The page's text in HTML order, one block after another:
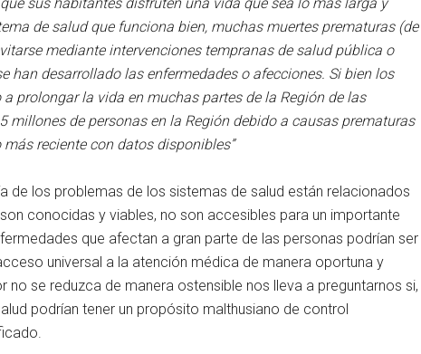
sus habitantes disfruten una vida que sea lo más larga y
de salud que funciona bien, muchas muertes prematuras (de
mediante intervenciones tempranas de salud pública o
han desarrollado las enfermedades o afecciones. Si bien los
prolongar la vida en muchas partes de la Región de las
millones de personas en la Región debido a causas prematuras
reciente con datos disponibles”
de los problemas de los sistemas de salud están relacionados
conocidas y viables, no son accesibles para un importante
que afectan a gran parte de las personas podrían ser
universal a la atención médica de manera oportuna y
no se reduzca de manera ostensible nos lleva a preguntarnos si,
podrían tener un propósito malthusiano de control